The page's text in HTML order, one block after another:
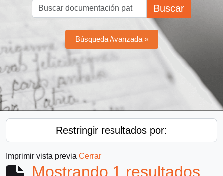
Buscar
Búsqueda Avanzada »
Restringir resultados por:
Imprimir vista previa Cerrar
Mostrando 1 resultados